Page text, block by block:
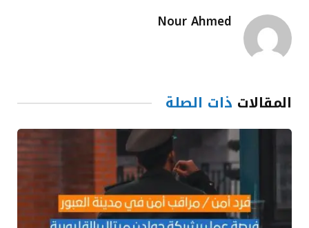
Nour Ahmed
المقالات ذات الصلة